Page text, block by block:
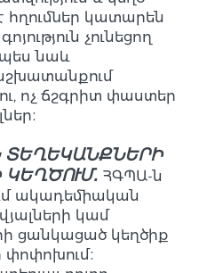
հղումներ կատարեն
չունեցող
նաև
ոչ ճշգրիտ փաստեր
ՀԳՊԱ-ն
ակադեմիական
կամ
ցանկացած կեղծիք